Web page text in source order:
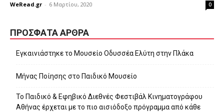
WeRead.gr - 6 Μαρτίου, 2020 0
ΠΡΌΣΦΑΤΑ ΆΡΘΡΑ
Εγκαινιάστηκε το Μουσείο Οδυσσέα Ελύτη στην Πλάκα
Μήνας Ποίησης στο Παιδικό Μουσείο
Το Παιδικό & Εφηβικό Διεθνές Φεστιβάλ Κινηματογράφου
Αθήνας έρχεται με το πιο αισιόδοξο πρόγραμμα από κάθε